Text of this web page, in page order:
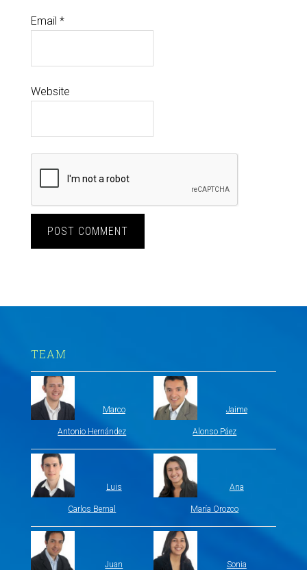
Email *
Website
TEAM
Marco
Antonio Hernández
Jaime
Alonso Páez
Luis
Carlos Bernal
Ana
María Orozco
Juan Sonia